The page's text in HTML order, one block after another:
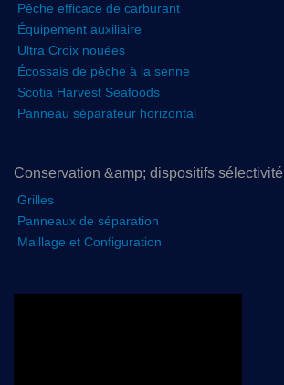
Pêche efficace de carburant
Équipement auxiliaire
Ultra Croix nouées
Écossais de pêche à la senne
Scotia Harvest Seafoods
Panneau séparateur horizontal
Conservation &amp; dispositifs sélectivité
Grilles
Panneaux de séparation
Maillage et Configuration